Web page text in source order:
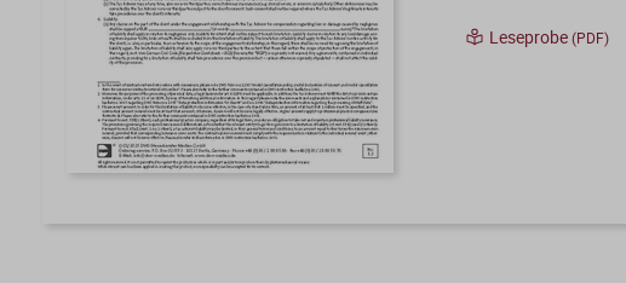
Leseprobe(PDF)